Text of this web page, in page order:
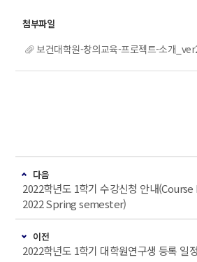
보건대학원-창의교육-프로젝트-
다음
2022학년도 1학기 수강신청 안내
2022 Spring semester)
이전
2022학년도 1학기 대학원연구생 등록 일